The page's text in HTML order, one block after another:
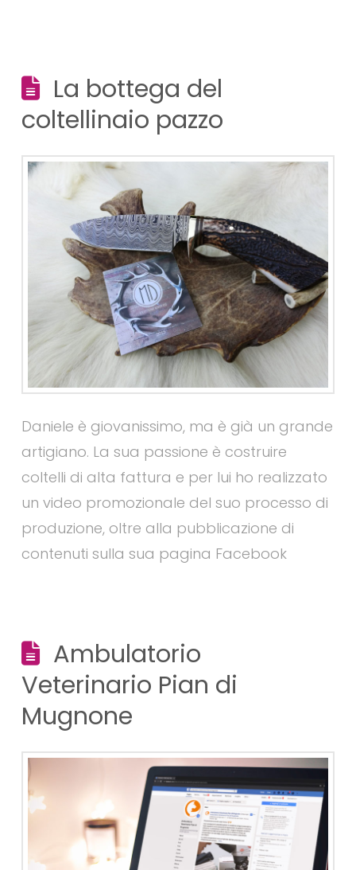
La bottega del
coltellinaio pazzo
Daniele è giovanissimo, ma è già un grande
artigiano. La sua passione è costruire
coltelli di alta fattura e per lui ho realizzato
un video promozionale del suo processo di
produzione, oltre alla pubblicazione di
contenuti sulla sua pagina Facebook
Ambulatorio
Veterinario Pian di
Mugnone